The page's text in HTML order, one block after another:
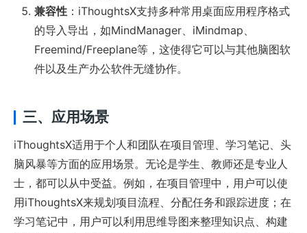
兼容性 ：iThoughtsX支持多种常用桌面应用程序格式
的导入导出，如MindManager、iMindmap、
Freemind/Freeplane等，这使得它可以与其他脑图软
件以及生产办公软件无缝协作。
三、应用场景
iThoughtsX适用于个人和团队在项目管理、学习笔记、头
脑风暴等方面的应用场景。无论是学生、教师还是专业人
士，都可以从中受益。例如，在项目管理中，用户可以使
用iThoughtsX来规划项目流程、分配任务和跟踪进度；在
学习笔记中，用户可以利用思维导图来整理知识点、构建